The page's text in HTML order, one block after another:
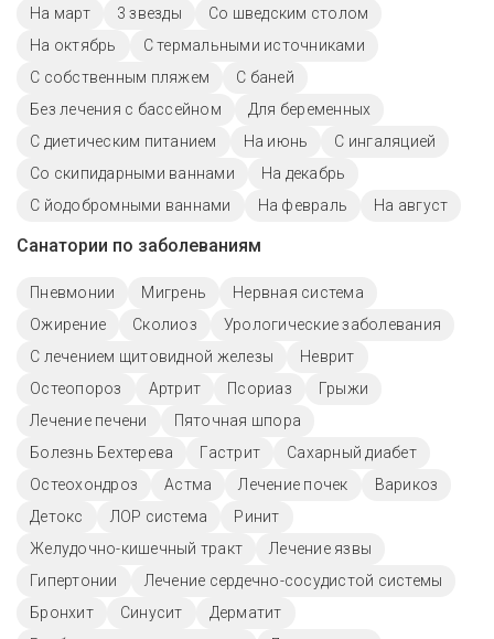
На март
3 звезды
Со шведским столом
На октябрь
С термальными источниками
С собственным пляжем
С баней
Без лечения с бассейном
Для беременных
С диетическим питанием
На июнь
С ингаляцией
Со скипидарными ваннами
На декабрь
С йодобромными ваннами
На февраль На август
Санатории по заболеваниям
Пневмонии Мигрень
Нервная система
Ожирение
Сколиоз
Урологические заболевания
С лечением щитовидной железы
Неврит
Остеопороз
Артрит Псориаз
Грыжи
Лечение печени
Пяточная шпора
Болезнь Бехтерева
Гастрит
Сахарный диабет
Остеохондроз
Астма Лечение почек
Варикоз
Детокс
ЛОР система
Ринит
Желудочно-кишечный тракт
Лечение язвы
Гипертонии
Лечение сердечно-сосудистой системы
Бронхит
Синусит
Дерматит